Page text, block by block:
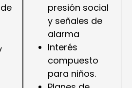
presión social
y señales de
alarma
Interés
compuesto
para niños.